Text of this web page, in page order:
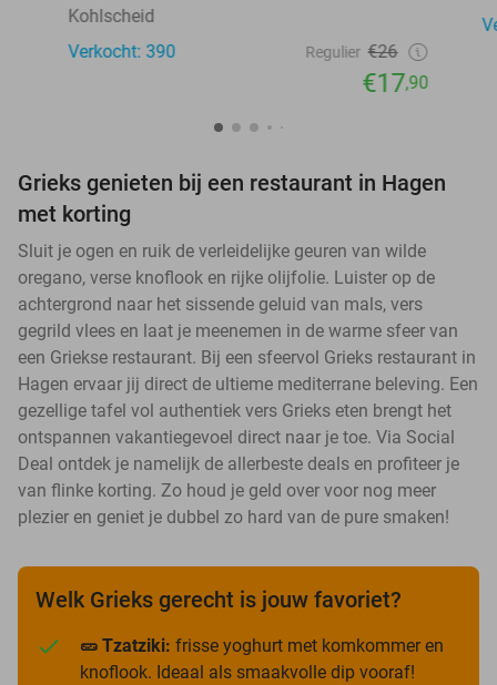
Kohlscheid
Verkocht: 390
Regulier €26
€17,90
Grieks genieten bij een restaurant in Hagen
met korting
Sluit je ogen en ruik de verleidelijke geuren van wilde
oregano, verse knoflook en rijke olijfolie. Luister op de
achtergrond naar het sissende geluid van mals, vers
gegrild vlees en laat je meenemen in de warme sfeer van
een Griekse restaurant. Bij een sfeervol Grieks restaurant in
Hagen ervaar jij direct de ultieme mediterrane beleving. Een
gezellige tafel vol authentiek vers Grieks eten brengt het
ontspannen vakantiegevoel direct naar je toe. Via Social
Deal ontdek je namelijk de allerbeste deals en profiteer je
van flinke korting. Zo houd je geld over voor nog meer
plezier en geniet je dubbel zo hard van de pure smaken!
Welk Grieks gerecht is jouw favoriet?
🥒 Tzatziki: frisse yoghurt met komkommer en
knoflook. Ideaal als smaakvolle dip vooraf!